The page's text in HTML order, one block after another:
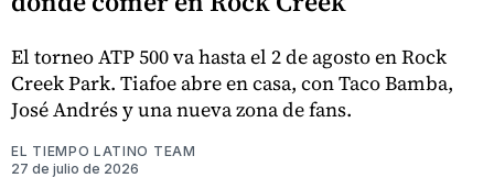
El torneo ATP 500 va hasta el 2 de agosto en Rock
Creek Park. Tiafoe abre en casa, con Taco Bamba,
José Andrés y una nueva zona de fans.
EL TIEMPO LATINO TEAM
27 de julio de 2026